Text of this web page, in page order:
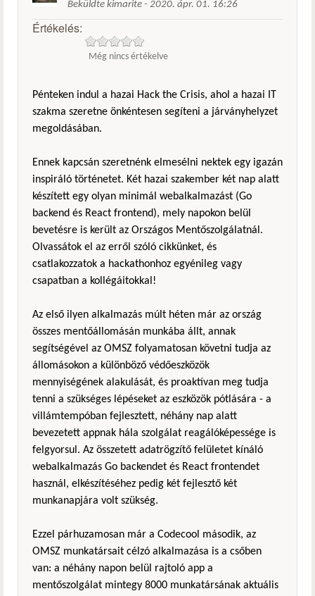
Beküldte kimarite - 2020. ápr. 01. 16:26
Értékelés:
Még nincs értékelve
Pénteken indul a hazai Hack the Crisis, ahol a hazai IT
szakma szeretne önkéntesen segíteni a járványhelyzet
megoldásában.
Ennek kapcsán szeretnénk elmesélni nektek egy igazán
inspiráló történetet. Két hazai szakember két nap alatt
készített egy olyan minimál webalkalmazást (Go
backend és React frontend), mely napokon belül
bevetésre is került az Országos Mentőszolgálatnál.
Olvassátok el az erről szóló cikkünket, és
csatlakozzatok a hackathonhoz egyénileg vagy
csapatban a kollégáitokkal!
Az első ilyen alkalmazás múlt héten már az ország
összes mentőállomásán munkába állt, annak
segítségével az OMSZ folyamatosan követni tudja az
állomásokon a különböző védőeszközök
mennyiségének alakulását, és proaktívan meg tudja
tenni a szükséges lépéseket az eszközök pótlására - a
villámtempóban fejlesztett, néhány nap alatt
bevezetett appnak hála szolgálat reagálóképessége is
felgyorsul. Az összetett adatrögzítő felületet kínáló
webalkalmazás Go backendet és React frontendet
használ, elkészítéséhez pedig két fejlesztő két
munkanapjára volt szükség.
Ezzel párhuzamosan már a Codecool második, az
OMSZ munkatársait célzó alkalmazása is a csőben
van: a néhány napon belül rajtoló app a
mentőszolgálat mintegy 8000 munkatársának aktuális